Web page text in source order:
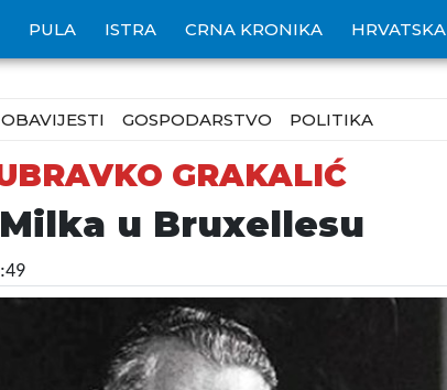
PULA ISTRA CRNA KRONIKA HRVATSKA
OBAVIJESTI GOSPODARSTVO POLITIKA
GRAKALIĆ
u Bruxellesu